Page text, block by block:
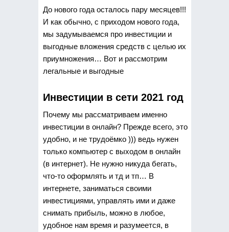
До нового года осталось пару месяцев!!!
И как обычно, с приходом нового года,
мы задумываемся про инвестиции и
выгодные вложения средств с целью их
приумножения… Вот и рассмотрим
легальные и выгодные
Инвестиции в сети 2021 год
Почему мы рассматриваем именно
инвестиции в онлайн? Прежде всего, это
удобно, и не трудоёмко ))) ведь нужен
только компьютер с выходом в онлайн
(в интернет). Не нужно никуда бегать,
что-то оформлять и тд и тп… В
интернете, заниматься своими
инвестициями, управлять ими и даже
снимать прибыль, можно в любое,
удобное нам время и разумеется, в